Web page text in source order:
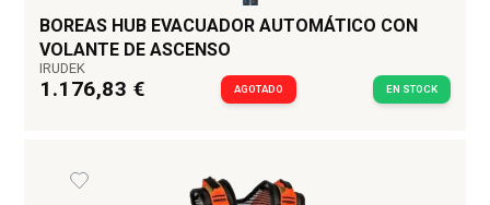
BOREAS HUB EVACUADOR AUTOMÁTICO CON
VOLANTE DE ASCENSO
IRUDEK
1.176,83 € AGOTADO EN STOCK